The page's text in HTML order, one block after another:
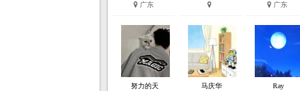
广东 广东
努力的天 马庆华 Ray
室内设计 191
2026-03-17 踩
赞 31
收藏